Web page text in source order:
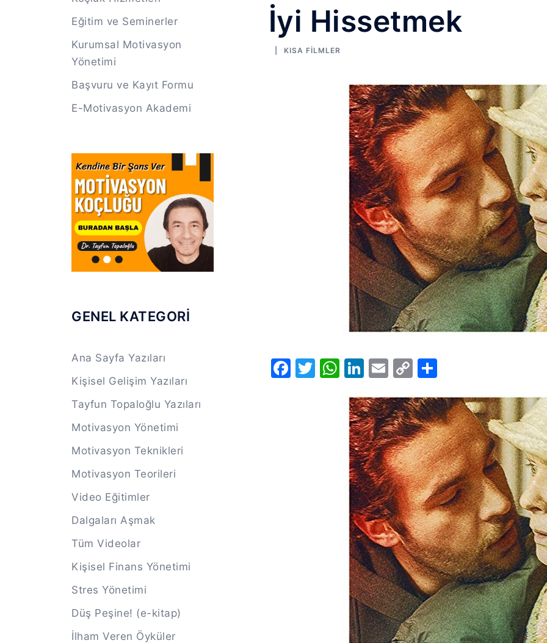
İyi Hissetmek
KISA FILMLER
Facebook
Twitter
WhatsApp
LinkedIn
Email
CopyShare
Eğitim ve Seminerler
Kurumsal Motivasyon
Yönetimi
Başvuru ve Kayıt Formu
E-Motivasyon Akademi
GENEL KATEGORİ
Ana Sayfa Yazıları
Kişisel Gelişim Yazıları
Tayfun Topaloğlu Yazıları
Motivasyon Yönetimi
Motivasyon Teknikleri
Motivasyon Teorileri
Video Eğitimler
Dalgaları Aşmak
Tüm Videolar
Kişisel Finans Yönetimi
Stres Yönetimi
Düş Peşine! (e-kitap)
İlham Veren Öyküler